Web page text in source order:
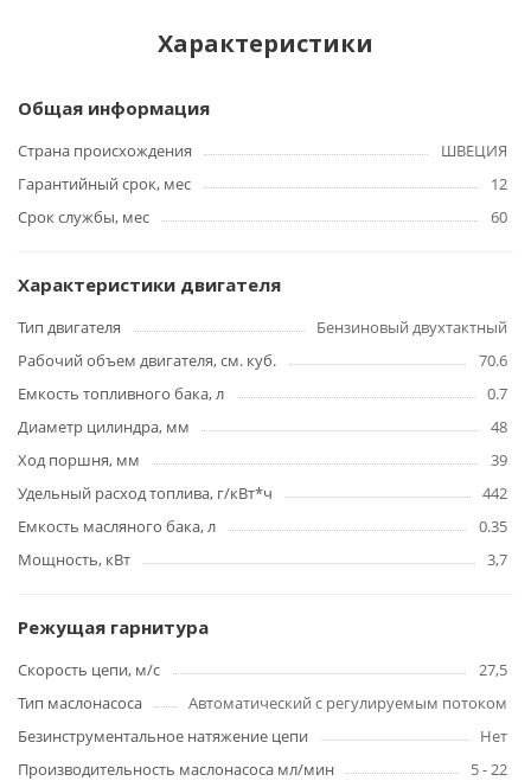
Характеристики
Общая информация
Страна происхождения
ШВЕЦИЯ
Гарантийный срок, мес
12
Срок службы, мес
60
Характеристики двигателя
Тип двигателя
Бензиновый двухтактный
Рабочий объем двигателя, см. куб.
70.6
Емкость топливного бака, л
0.7
Диаметр цилиндра, мм
48
Ход поршня, мм
39
Удельный расход топлива, г/кВт*ч
442
Емкость масляного бака, л
0.35
Мощность, кВт
3,7
Режущая гарнитура
Скорость цепи, м/с
27,5
Тип маслонасоса
Автоматический с регулируемым потоком
Безинструментальное натяжение цепи
Нет
Производительность маслонасоса мл/мин
5 - 22